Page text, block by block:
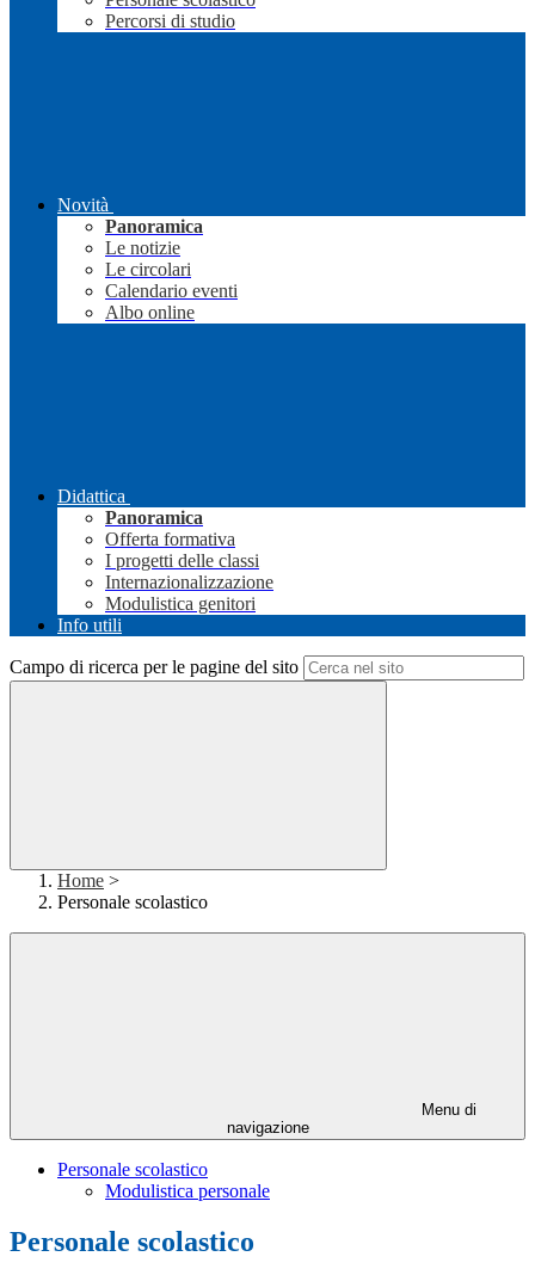
Percorsi di studio
Novità
Panoramica
Le notizie
Le circolari
Calendario eventi
Albo online
Didattica
Panoramica
Offerta formativa
I progetti delle classi
Internazionalizzazione
Modulistica genitori
Info utili
Campo di ricerca per le pagine del sito
Home >
Personale scolastico
Menu di
navigazione
Personale scolastico
Modulistica personale
Personale scolastico